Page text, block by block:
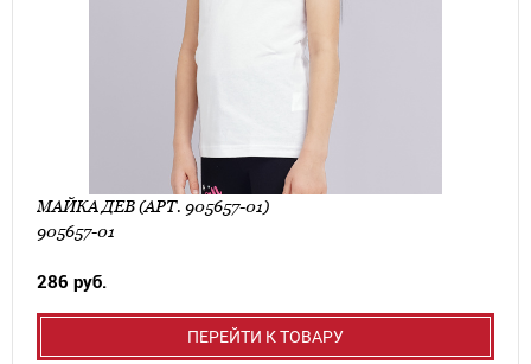
МАЙКА ДЕВ (АРТ. 905657-01)
905657-01
286 руб.
ПЕРЕЙТИ К ТОВАРУ